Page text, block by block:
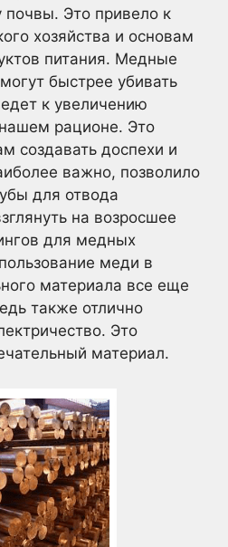
почвы. Это привело к
хозяйства и основам
питания. Медные
быстрее убивать
к увеличению
рационе. Это
создавать доспехи и
важно, позволило
для отвода
на возросшее
для медных
меди в
материала все еще
также отлично
Это
материал.